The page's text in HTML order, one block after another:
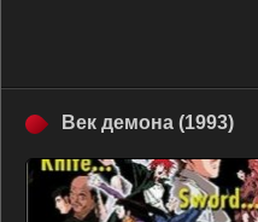
Век демона (1993)